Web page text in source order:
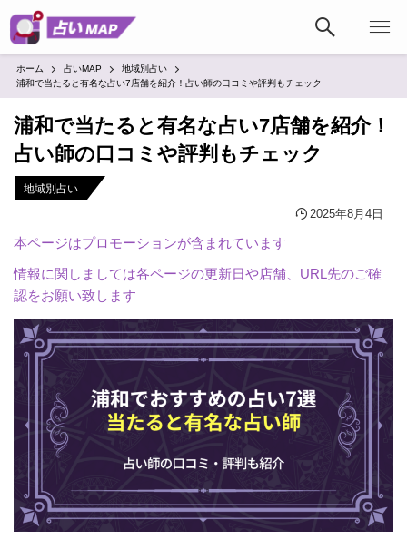
ホーム 占いMAP
地域別占い
浦和で当たると有名な占い7店舗を紹介！占い師の口コミや評判もチェック
浦和で当たると有名な占い7店舗を紹介！
占い師の口コミや評判もチェック
地域別占い
2025年8月4日
本ページはプロモーションが含まれています
情報に関しましては各ページの更新日や店舗、URL先のご確
認をお願い致します